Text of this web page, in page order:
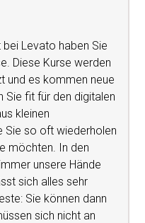
Levato haben Sie
Diese Kurse werden
und es kommen neue
Sie fit für den digitalen
kleinen
Sie so oft wiederholen
möchten. In den
unsere Hände
sich alles sehr
Sie können dann
sich nicht an